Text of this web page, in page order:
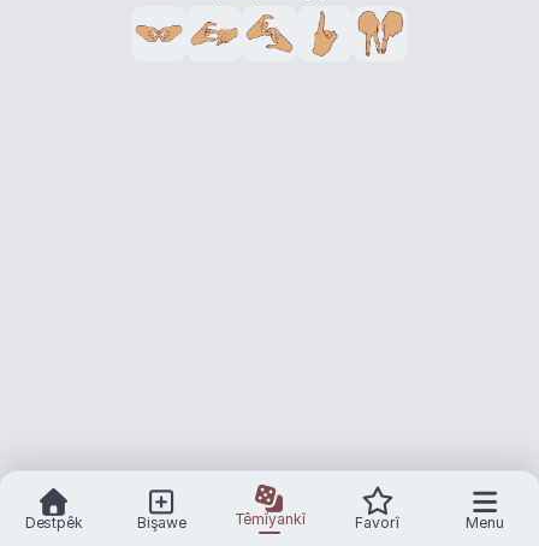
Destpêk Bişawe Têmîyankî Favorî Menu